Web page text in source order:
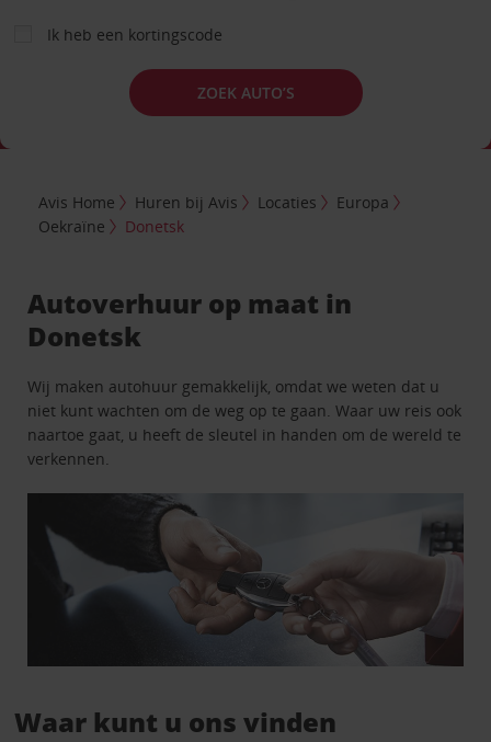
Ik heb een kortingscode
ZOEK AUTO’S
Avis Home Huren bij Avis Locaties
Europa
Oekraïne
Donetsk
Autoverhuur op maat in
Donetsk
Wij maken autohuur gemakkelijk, omdat we weten dat u
niet kunt wachten om de weg op te gaan. Waar uw reis ook
naartoe gaat, u heeft de sleutel in handen om de wereld te
verkennen.
Waar kunt u ons vinden